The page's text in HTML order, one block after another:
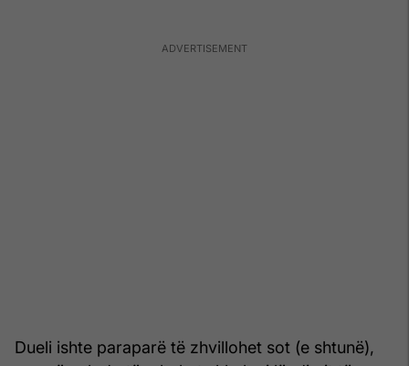
Dueli ishte paraparë të zhvillohet sot (e shtunë),